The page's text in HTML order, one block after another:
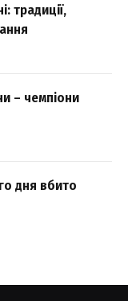
традиції,
– чемпіони
дня вбито